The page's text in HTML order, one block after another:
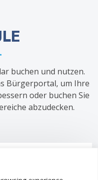
buchen und nutzen.
Bürgerportal, um Ihre
oder buchen Sie
abzudecken.